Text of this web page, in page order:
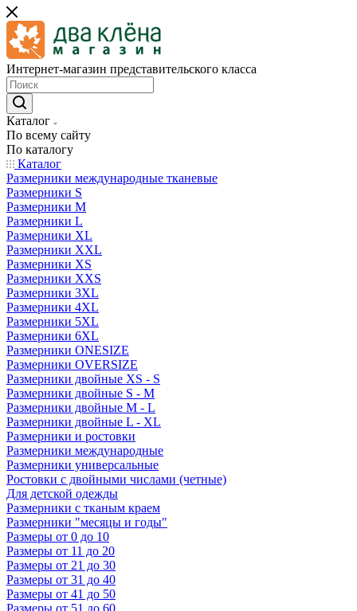
Интернет-магазин представительского класса
Каталог
По всему сайту
По каталогу
Каталог
Размерники международные тканевые
Размерники S
Размерники M
Размерники L
Размерники XL
Размерники XXL
Размерники XS
Размерники XXS
Размерники 3XL
Размерники 4XL
Размерники 5XL
Размерники 6XL
Размерники ONESIZE
Размерники OVERSIZE
Размерники двойные XS - S
Размерники двойные S - M
Размерники двойные M - L
Размерники двойные L - XL
Размерники и ростовки
Размерники международные
Размерники универсальные
Ростовки с двойными числами (четные)
Для детской одежды
Размерники с тканым краем
Размерники "месяцы и годы"
Размеры от 0 до 10
Размеры от 11 до 20
Размеры от 21 до 30
Размеры от 31 до 40
Размеры от 41 до 50
Размеры от 51 до 60